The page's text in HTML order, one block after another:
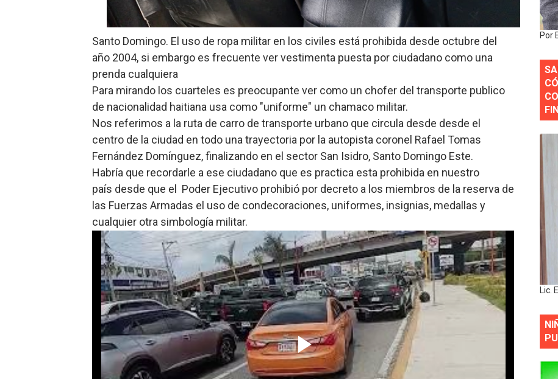
Lee Ballester a los que se forman como agentes “Todo el equipo de la DGM debe
Operativo Interinstitucional “Compromiso Ambiental 2.0”
Trabajadores de la prensa y Obispado de la Provincia Santo Domingo Acuerdan
Ministerio de Cultura anuncia ganadores de Premios Anuales de Literatura 2026 y el de
Más de 180 dirigentes sindicales de las Américas se reúnen en República Dominicana
Santo Domingo. El uso de ropa militar en los civiles está prohibida desde octubre del
año 2004, si embargo es frecuente ver vestimenta puesta por ciudadano como una
prenda cualquiera
Para mirando los cuarteles es preocupante ver como un chofer del transporte publico
de nacionalidad haitiana usa como "uniforme" un chamaco militar.
Nos referimos a la ruta de carro de transporte urbano que circula desde desde el
centro de la ciudad en todo una trayectoria por la autopista coronel Rafael Tomas
Fernández Domínguez, finalizando en el sector San Isidro, Santo Domingo Este.
Habría que recordarle a ese ciudadano que es practica esta prohibida en nuestro
país desde que el Poder Ejecutivo prohibió por decreto a los miembros de la reserva de
las Fuerzas Armadas el uso de condecoraciones, uniformes, insignias, medallas y
cualquier otra simbología militar.
Por
Lic.